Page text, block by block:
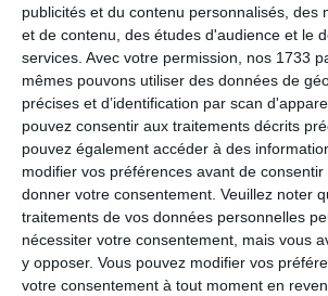
publicités et du contenu personnalisés, des
et de contenu, des études d'audience et le
services. Avec votre permission, nos 1733
mêmes pouvons utiliser des données de
précises et d’identification par scan
pouvez consentir aux traitements décrits
pouvez également accéder à des
modifier vos préférences avant de
donner votre consentement. Veuillez noter
traitements de vos données personnelles
nécessiter votre consentement, mais vous
y opposer. Vous pouvez modifier vos
votre consentement à tout moment en
Tous les autres
Marne
Nous n'avons pas trouvé de loto
Ajouter un nouveau